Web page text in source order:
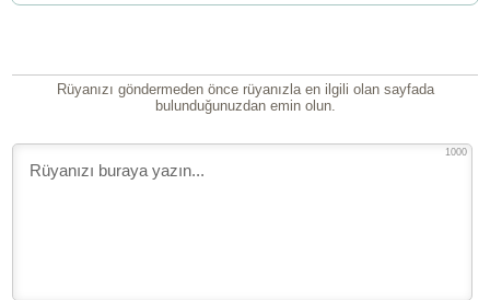
Rüyanızı göndermeden önce rüyanızla en ilgili olan sayfada
bulunduğunuzdan emin olun.
1000